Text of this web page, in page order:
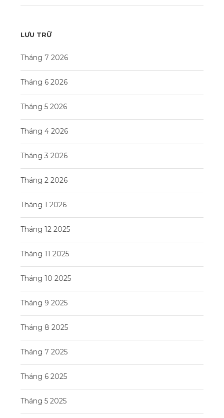
LƯU TRỮ
Tháng 7 2026
Tháng 6 2026
Tháng 5 2026
Tháng 4 2026
Tháng 3 2026
Tháng 2 2026
Tháng 1 2026
Tháng 12 2025
Tháng 11 2025
Tháng 10 2025
Tháng 9 2025
Tháng 8 2025
Tháng 7 2025
Tháng 6 2025
Tháng 5 2025